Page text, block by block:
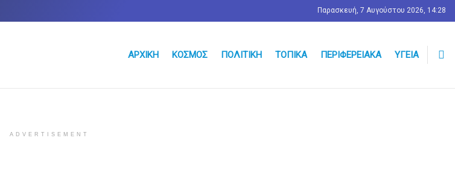
Παρασκευή, 7 Αυγούστου 2026, 14:28
ΑΡΧΙΚΉ ΚΌΣΜΟΣ ΠΟΛΙΤΙΚΉ ΤΟΠΙΚΆ ΠΕΡΙΦΕΡΕΙΑΚΆ ΥΓΕΊΑ
ADVERTISEMENT